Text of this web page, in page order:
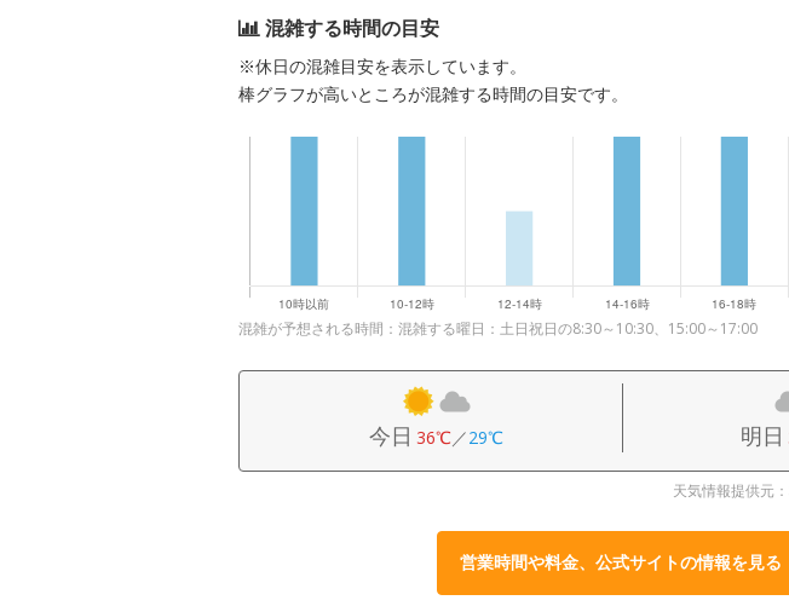
混雑する時間の目安
※休日の混雑目安を表示しています。
棒グラフが高いところが混雑する時間の目安です。
混雑が予想される時間：混雑する曜日：土日祝日の8:30～10:30、15:00～17:00
今日 36℃／29℃ 明日
天気情報提供元
営業時間や料金、公式サイトの情報を見る